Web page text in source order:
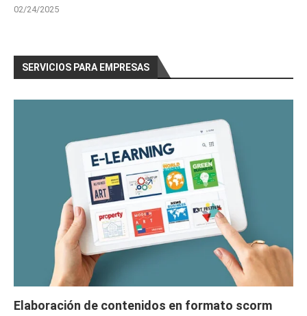
02/24/2025
SERVICIOS PARA EMPRESAS
Elaboración de contenidos en formato scorm